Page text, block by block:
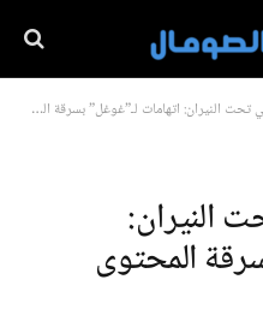
النيران: اتهامات لـ”غوغل” بسرقة المحتوى الإخباري
النيران:
المحتوى